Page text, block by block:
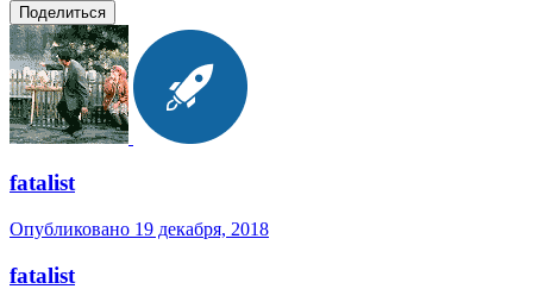
Поделиться
fatalist
Опубликовано 19 декабря, 2018
fatalist